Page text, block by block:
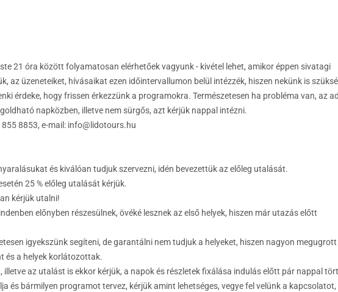
21 óra között folyamatosan elérhetőek vagyunk - kivétel lehet, amikor éppen sivatagi
az üzeneteiket, hívásaikat ezen időintervallumon belül intézzék, hiszen nekünk is
érdeke, hogy frissen érkezzünk a programokra. Természetesen ha probléma van, az
napközben, illetve nem sürgős, azt kérjük nappal intézni.
8853, e-mail: info@lidotours.hu
és kiválóan tudjuk szervezni, idén bevezettük az előleg utalását.
25 % előleg utalását kérjük.
kérjük utalni!
előnyben részesülnek, övéké lesznek az első helyek, hiszen már utazás előtt
igyekszünk segíteni, de garantálni nem tudjuk a helyeket, hiszen nagyon
és a helyek korlátozottak.
az utalást is ekkor kérjük, a napok és részletek fixálása indulás előtt pár nappal
és bármilyen programot tervez, kérjük amint lehetséges, vegye fel velünk a